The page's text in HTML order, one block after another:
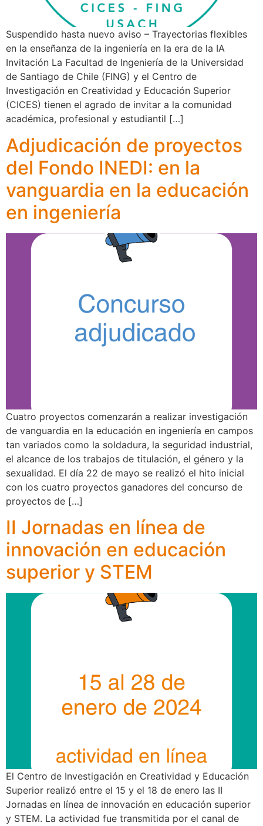
Suspendido hasta nuevo aviso – Trayectorias flexibles
en la enseñanza de la ingeniería en la era de la IA
Invitación La Facultad de Ingeniería de la Universidad
de Santiago de Chile (FING) y el Centro de
Investigación en Creatividad y Educación Superior
(CICES) tienen el agrado de invitar a la comunidad
académica, profesional y estudiantil […]
Adjudicación de proyectos
del Fondo INEDI: en la
vanguardia en la educación
en ingeniería
Cuatro proyectos comenzarán a realizar investigación
de vanguardia en la educación en ingeniería en campos
tan variados como la soldadura, la seguridad industrial,
el alcance de los trabajos de titulación, el género y la
sexualidad. El día 22 de mayo se realizó el hito inicial
con los cuatro proyectos ganadores del concurso de
proyectos de […]
II Jornadas en línea de
innovación en educación
superior y STEM
El Centro de Investigación en Creatividad y Educación
Superior realizó entre el 15 y el 18 de enero las II
Jornadas en línea de innovación en educación superior
y STEM. La actividad fue transmitida por el canal de